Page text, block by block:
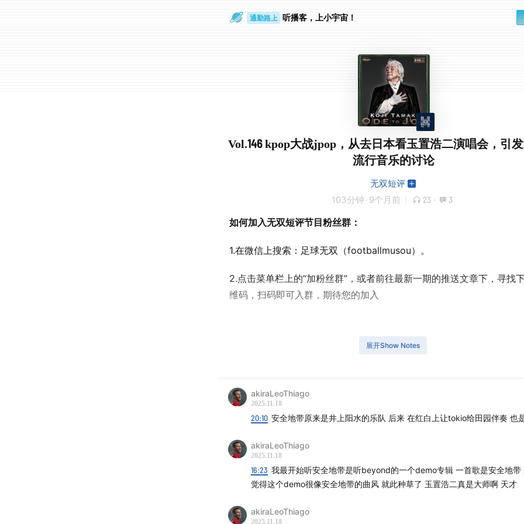
通勤路上 听播客，上小宇宙！
Vol.146 kpop大战jpop，从去日本看玉置浩二演唱会，引
流行音乐的讨论
无双短评
103分钟 · 9个月前 23 · 3
如何加入无双短评节目粉丝群：
1.在微信上搜索：足球无双（footballmusou）。
2.点击菜单栏上的“加粉丝群”，或者前往最新一期的推送文章下，寻找
维码，扫码即可入群，期待您的加入
01:34 小May最近开始学街舞，喜欢这种挥汗如雨的感觉；
老A最近迷上了听爵士，去看了爵士厂牌“三盲鼠”的演出；
15:28 着重说说去大阪看玉置浩二演唱会的经历和感受；
展开Show Notes
akiraLeoThiago
2025.11.18
20:10 安全地带原来是井上阳水的乐队 后来 在红白上让tokio给田园伴奏 也
akiraLeoThiago
2025.11.18
16:23 我最开始听安全地带是听beyond的一个demo专辑 一首歌是安全地带
觉得这个demo很像安全地带的曲风 就此种草了 玉置浩二真是大师啊 天才
akiraLeoThiago
2025.11.18